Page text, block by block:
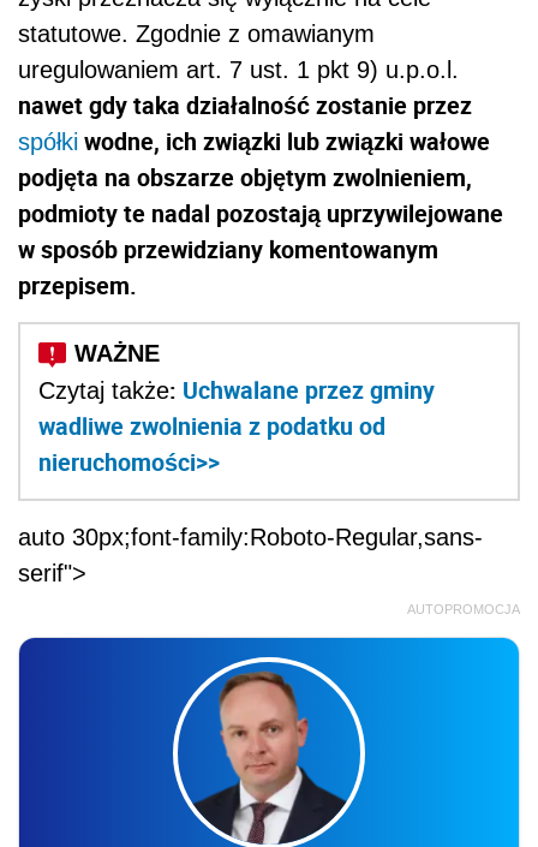
statutowe. Zgodnie z omawianym
uregulowaniem art. 7 ust. 1 pkt 9) u.p.o.l.
nawet gdy taka działalność zostanie przez
spółki wodne, ich związki lub związki wałowe
podjęta na obszarze objętym zwolnieniem,
podmioty te nadal pozostają uprzywilejowane
w sposób przewidziany komentowanym
przepisem.
Czytaj także: Uchwalane przez gminy
wadliwe zwolnienia z podatku od
nieruchomości>>
auto 30px;font-family:Roboto-Regular,sans-
serif">
AUTOPROMOCJA